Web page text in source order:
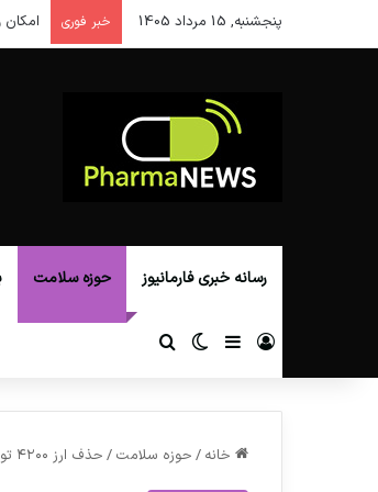
پنجشنبه, 15 مرداد 1405 خبر فوری امکان
رسانه خبری فارمانیوز حوزه سلامت
ورود سایدبارتغییر پوسته
خانه / حوزه سلامت / حذف ارز ۴۲۰۰ تومانی گام به گام و تدریجی خواهد بود